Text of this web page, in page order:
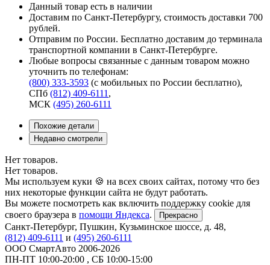
Данный товар есть в наличии
Доставим по Санкт-Петербургу, стоимость доставки 700
рублей.
Отправим по России. Бесплатно доставим до терминала
транспортной компании в Санкт-Петербурге.
Любые вопросы связанные с данным товаром можно
уточнить по телефонам:
(800) 333-3593 (с мобильных по России бесплатно),
СПб (812) 409-6111 ,
МСК (495) 260-6111
Похожие детали
Недавно смотрели
Нет товаров.
Нет товаров.
Мы используем куки 🍪 на всех своих сайтах, потому что без
них некоторые функции сайта не будут работать.
Вы можете посмотреть как включить поддержку cookie для
своего браузера в помощи Яндекса. Прекрасно
Санкт-Петербург, Пушкин, Кузьминское шоссе, д. 48,
(812) 409-6111 и (495) 260-6111
ООО СмартАвто 2006-2026
ПН-ПТ 10:00-20:00 , СБ 10:00-15:00